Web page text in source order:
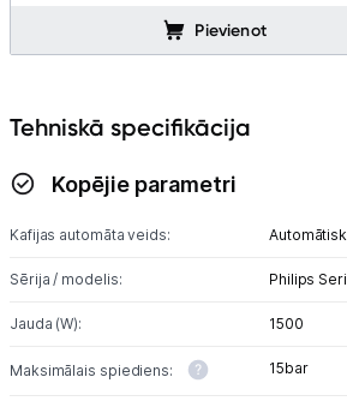
Piegāde un apmaksa
Uzņēmumiem
Pievienot
Tehniskā specifikācija
Kopējie parametri
Kafijas automāta veids:
Sērija / modelis: Philips
Jauda (W): 1500
Maksimālais spiediens: 15bar